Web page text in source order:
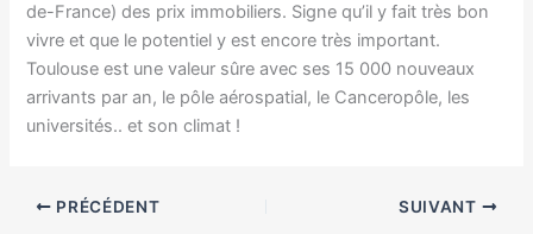
de-France) des prix immobiliers. Signe qu’il y fait très bon
vivre et que le potentiel y est encore très important.
Toulouse est une valeur sûre avec ses 15 000 nouveaux
arrivants par an, le pôle aérospatial, le Canceropôle, les
universités.. et son climat !
PRÉCÉDENT SUIVANT